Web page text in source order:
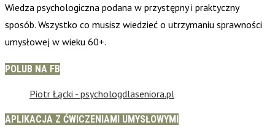
Wiedza psychologiczna podana w przystępny i praktyczny
sposób. Wszystko co musisz wiedzieć o utrzymaniu sprawności
umysłowej w wieku 60+.
POLUB NA FB
Piotr Łącki - psychologdlaseniora.pl
APLIKACJA Z ĆWICZENIAMI UMYSŁOWYMI